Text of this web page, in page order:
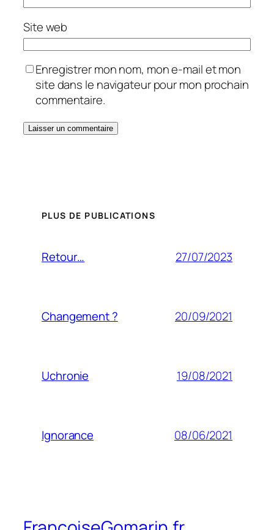
Site web
Enregistrer mon nom, mon e-mail et mon
site dans le navigateur pour mon prochain
commentaire.
PLUS DE PUBLICATIONS
Retour… 27/07/2023
Changement ? 20/09/2021
Uchronie 19/08/2021
Ignorance 08/06/2021